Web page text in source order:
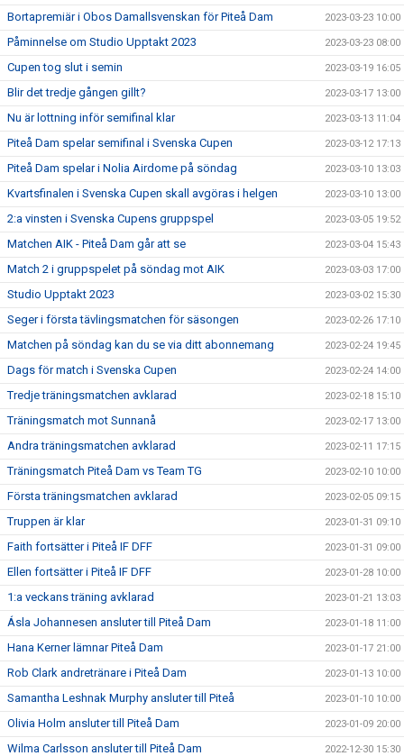
Bortapremiär i Obos Damallsvenskan för Piteå Dam 2023-03-23 10:00
Påminnelse om Studio Upptakt 2023 2023-03-23 08:00
Cupen tog slut i semin 2023-03-19 16:05
Blir det tredje gången gillt? 2023-03-17 13:00
Nu är lottning inför semifinal klar 2023-03-13 11:04
Piteå Dam spelar semifinal i Svenska Cupen 2023-03-12 17:13
Piteå Dam spelar i Nolia Airdome på söndag 2023-03-10 13:03
Kvartsfinalen i Svenska Cupen skall avgöras i helgen 2023-03-10 13:00
2:a vinsten i Svenska Cupens gruppspel 2023-03-05 19:52
Matchen AIK - Piteå Dam går att se 2023-03-04 15:43
Match 2 i gruppspelet på söndag mot AIK 2023-03-03 17:00
Studio Upptakt 2023 2023-03-02 15:30
Seger i första tävlingsmatchen för säsongen 2023-02-26 17:10
Matchen på söndag kan du se via ditt abonnemang 2023-02-24 19:45
Dags för match i Svenska Cupen 2023-02-24 14:00
Tredje träningsmatchen avklarad 2023-02-18 15:10
Träningsmatch mot Sunnanå 2023-02-17 13:00
Andra träningsmatchen avklarad 2023-02-11 17:15
Träningsmatch Piteå Dam vs Team TG 2023-02-10 10:00
Första träningsmatchen avklarad 2023-02-05 09:15
Truppen är klar 2023-01-31 09:10
Faith fortsätter i Piteå IF DFF 2023-01-31 09:00
Ellen fortsätter i Piteå IF DFF 2023-01-28 10:00
1:a veckans träning avklarad 2023-01-21 13:03
Ásla Johannesen ansluter till Piteå Dam 2023-01-18 11:00
Hana Kerner lämnar Piteå Dam 2023-01-17 21:00
Rob Clark andretränare i Piteå Dam 2023-01-13 10:00
Samantha Leshnak Murphy ansluter till Piteå 2023-01-10 10:00
Olivia Holm ansluter till Piteå Dam 2023-01-09 20:00
Wilma Carlsson ansluter till Piteå Dam 2022-12-30 15:30